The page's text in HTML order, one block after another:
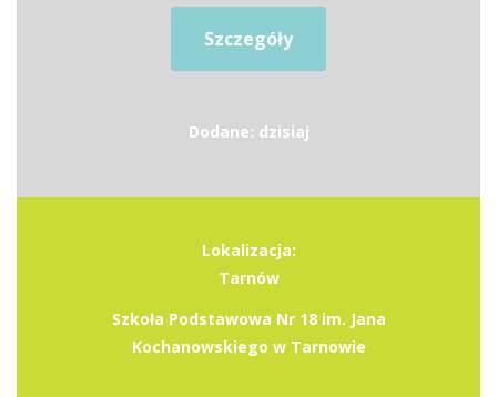
Szczegóły
Dodane: dzisiaj
Lokalizacja:
Tarnów
Szkoła Podstawowa Nr 18 im. Jana
Kochanowskiego w Tarnowie